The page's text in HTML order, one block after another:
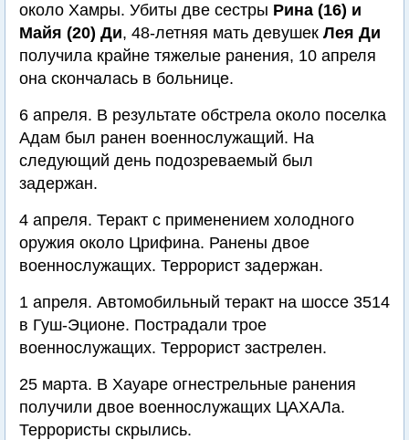
около Хамры. Убиты две сестры Рина (16) и
Майя (20) Ди, 48-летняя мать девушек Лея Ди
получила крайне тяжелые ранения, 10 апреля
она скончалась в больнице.
6 апреля. В результате обстрела около поселка
Адам был ранен военнослужащий. На
следующий день подозреваемый был
задержан.
4 апреля. Теракт с применением холодного
оружия около Црифина. Ранены двое
военнослужащих. Террорист задержан.
1 апреля. Автомобильный теракт на шоссе 3514
в Гуш-Эционе. Пострадали трое
военнослужащих. Террорист застрелен.
25 марта. В Хауаре огнестрельные ранения
получили двое военнослужащих ЦАХАЛа.
Террористы скрылись.